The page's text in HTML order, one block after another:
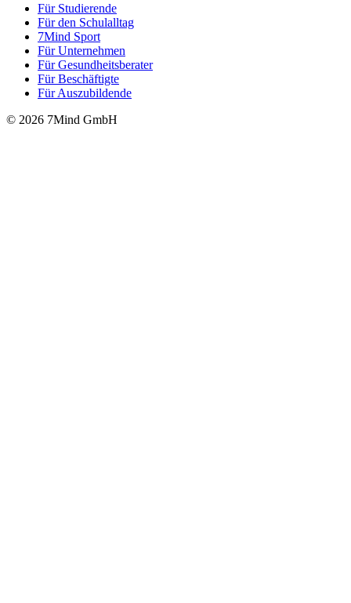
Für Stu­die­rende
Für den Schulalltag
7Mind Sport
Für Unter­neh­men
Für Gesund­heits­be­ra­ter
Für Beschäftigte
Für Auszubildende
© 2026 7Mind GmbH